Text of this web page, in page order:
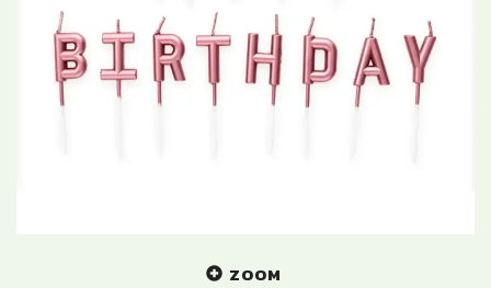
ZOOM